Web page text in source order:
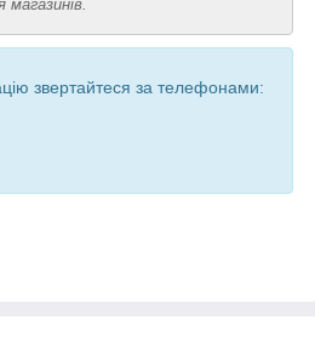
магазинів.
звертайтеся за телефонами: